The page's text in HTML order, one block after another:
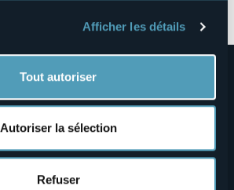
Afficher les détails
Tout autoriser
Autoriser la sélection
RefuserVins & gastronomie